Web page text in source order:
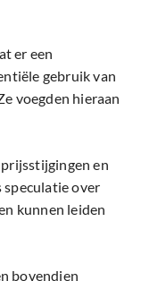
er een
gebruik van
voegden hieraan
en
speculatie over
kunnen leiden
bovendien